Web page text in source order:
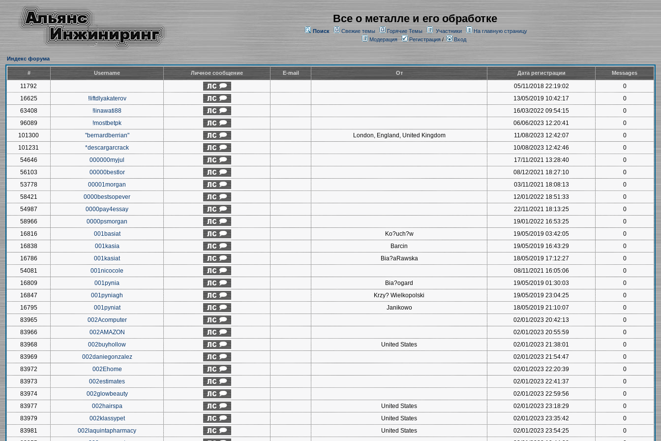
Все о металле и его обработке
Поиск Свежие темы Горячие Темы Участники
На главную страницу
Модерация
Регистрация/ Вход
Индекс форума
# Username Личное сообщение E-mail От Дата регистрации Messages
11792 05/11/2018 22:19:02
0
16625
!liftdlyakaterov 13/05/2019 10:42:17
0
63408
!linawati88 16/03/2022 09:54:15
0
96089
!mostbetpk 06/06/2023 12:20:41
0
101300
"bernardberrian" London, England, United Kingdom 11/08/2023 12:42:07
0
101231
*descargarcrack 10/08/2023 12:42:46
0
54646
000000myjul 17/11/2021 13:28:40
0
56103
00000bestlor 08/12/2021 18:27:10
0
53778
00001morgan 03/11/2021 18:08:13
0
58421
0000bestsopever 12/01/2022 18:51:33
0
54987
0000pay4essay 22/11/2021 18:13:25
0
58966
0000psmorgan 19/01/2022 16:53:25
0
16816
001basiat Ko?uch?w 19/05/2019 03:42:05
0
16838
001kasia Barcin 19/05/2019 16:43:29
0
16786
001kasiat Bia?aRawska 18/05/2019 17:12:27
0
54081
001nicocole 08/11/2021 16:05:06
0
16809
001pynia Bia?ogard 19/05/2019 01:30:03
0
16847
001pyniagh Krzy? Wielkopolski 19/05/2019 23:04:25
0
16795
001pyniat Janikowo 18/05/2019 21:10:07
0
83965
002Acomputer 02/01/2023 20:42:13
0
83966
002AMAZON 02/01/2023 20:55:59
0
83968
002buyhollow United States 02/01/2023 21:38:01
0
83969
002daniegonzalez 02/01/2023 21:54:47
0
83972
002Ehome 02/01/2023 22:20:39
0
83973
002estimates 02/01/2023 22:41:37
0
83974
002glowbeauty 02/01/2023 22:59:56
0
83977
002hairspa United States 02/01/2023 23:18:29
0
83979
002klassypet United States 02/01/2023 23:35:42
0
83981
002laquintapharmacy United States 02/01/2023 23:54:25
0